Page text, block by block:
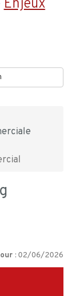
Enjeux
: 02/06/2026